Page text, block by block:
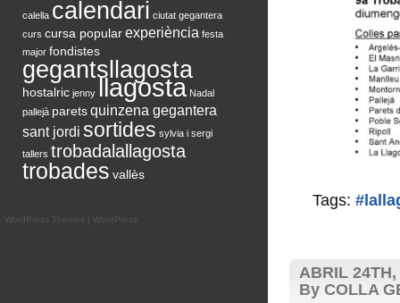
Tags:
ABRIL 24TH,
By COLLA
calella calendari ciutat gegantera
curs cursa popular experiència festa
major fondistes
gegantsllagosta
hostalric jenny llagosta Nadal
pallejà parets quinzena gegantera
sant jordi sortides sylvia i sergi
tallers trobadalallagosta
trobades vallès
WordPress Themes WordPress